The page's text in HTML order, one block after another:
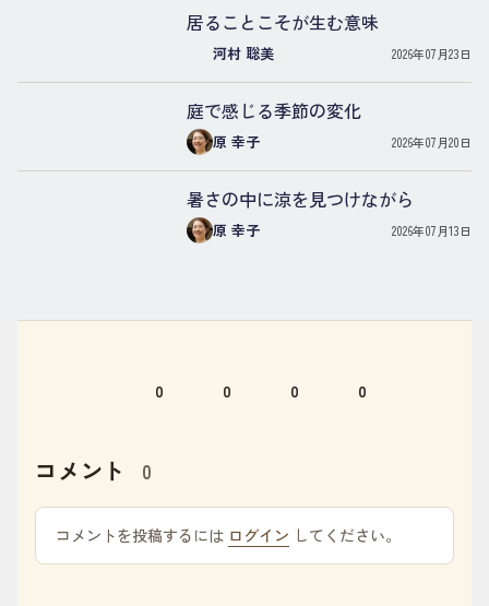
居ることこそが生む意味
河村 聡美 2026年07月23日
庭で感じる季節の変化
原 幸子 2026年07月20日
暑さの中に涼を見つけながら
原 幸子 2026年07月13日
0 0 0 0
コメント 0
コメントを投稿するには ログイン してください。